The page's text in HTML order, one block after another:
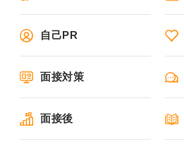
自己PR
面接対策
面接後